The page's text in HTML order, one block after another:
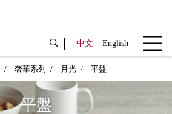
中文 English
奢華系列 月光 平盤
平盤